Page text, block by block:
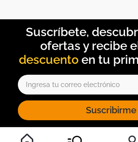
descuento
Suscribirme
Al inscribirte al newsletter, aceptas nuestros